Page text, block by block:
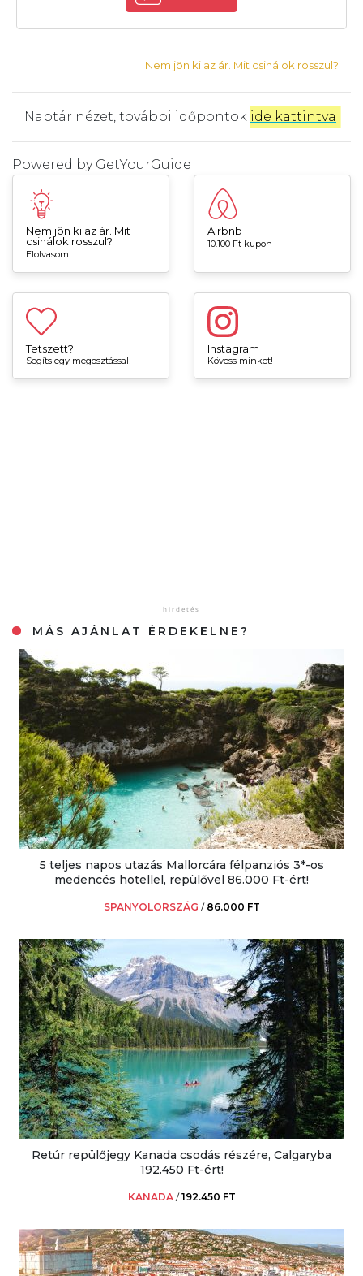
Nem jön ki az ár. Mit csinálok rosszul?
Naptár nézet, további időpontok ide kattintva
Powered by GetYourGuide
Nem jön ki az ár. Mit
csinálok rosszul?
Elolvasom
Airbnb
10.100 Ft kupon
Tetszett?
Segíts egy megosztással!
Instagram
Kövess minket!
MÁS AJÁNLAT ÉRDEKELNE?
5 teljes napos utazás Mallorcára félpanziós 3*-os
medencés hotellel, repülővel 86.000 Ft-ért!
SPANYOLORSZÁG / 86.000 FT
Retúr repülőjegy Kanada csodás részére, Calgaryba
192.450 Ft-ért!
KANADA /192.450 FT